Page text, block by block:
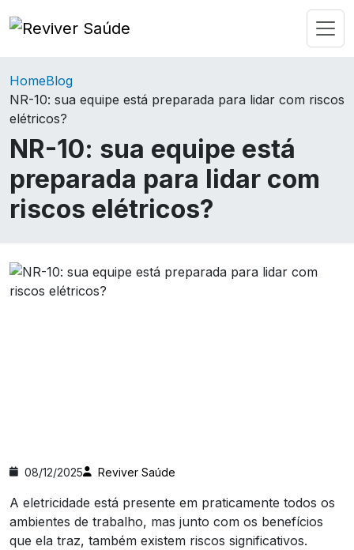
HomeBlog
NR-10: sua equipe está preparada para lidar com riscos
elétricos?
NR-10: sua equipe está
preparada para lidar com
riscos elétricos?
08/12/2025 Reviver Saúde
A eletricidade está presente em praticamente todos os
ambientes de trabalho, mas junto com os benefícios
que ela traz, também existem riscos significativos.